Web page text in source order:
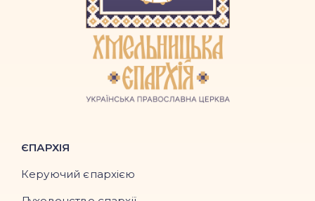
ЄПАРХІЯ
Керуючий єпархією